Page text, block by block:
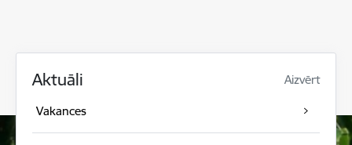
Aktuāli Aizvērt
Vakances